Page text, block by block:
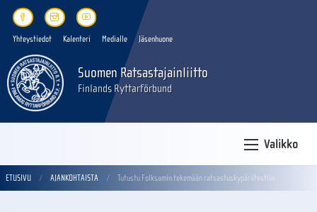
Yhteystiedot Kalenteri Medialle Jäsenhuone
Suomen Ratsastajainliitto
Finlands Ryttarförbund
Valikko
ETUSIVU AJANKOHTAISTA Tutustu Folksamin tekemään ratsastuskypärätestiin